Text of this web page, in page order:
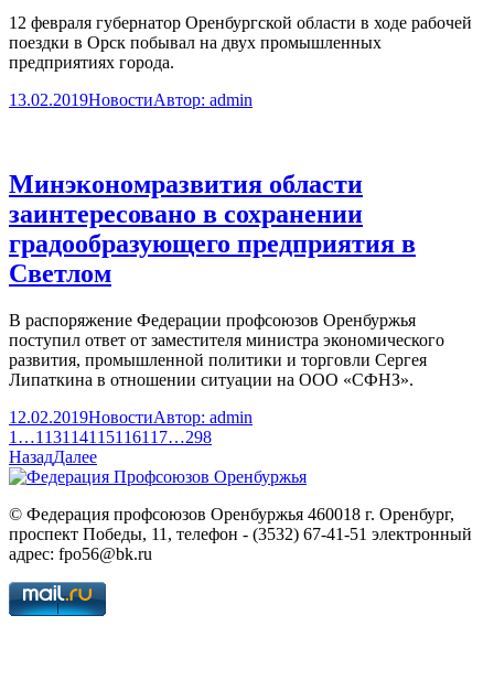
12 февраля губернатор Оренбургской области в ходе рабочей
поездки в Орск побывал на двух промышленных
предприятиях города.
13.02.2019НовостиАвтор: admin
Минэкономразвития области
заинтересовано в сохранении
градообразующего предприятия в
Светлом
В распоряжение Федерации профсоюзов Оренбуржья
поступил ответ от заместителя министра экономического
развития, промышленной политики и торговли Сергея
Липаткина в отношении ситуации на ООО «СФНЗ».
12.02.2019НовостиАвтор: admin
1 …113114115116117…298
НазадДалее
© Федерация профсоюзов Оренбуржья 460018 г. Оренбург,
проспект Победы, 11, телефон - (3532) 67-41-51 электронный
адрес: fpo56@bk.ru